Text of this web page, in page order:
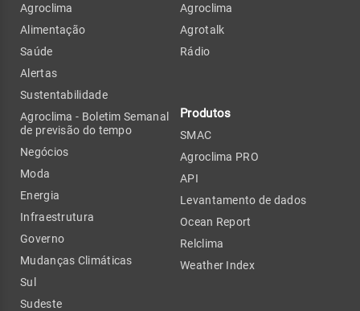
Agroclima
Alimentação
Saúde
Alertas
Sustentabilidade
Agroclima - Boletim Semanal
de previsão do tempo
Negócios
Moda
Energia
Infraestrutura
Governo
Mudanças Climáticas
Sul
Sudeste
Agroclima
Agrotalk
Rádio
Produtos
SMAC
Agroclima PRO
API
Levantamento de dados
Ocean Report
Relclima
Weather Index